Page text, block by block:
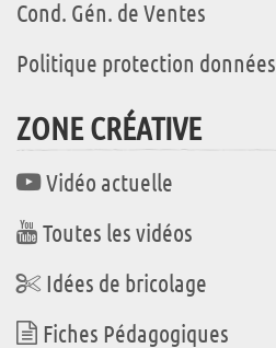
Cond. Gén. de Ventes
Politique protection données
ZONE CRÉATIVE
Vidéo actuelle
Toutes les vidéos
Idées de bricolage
Fiches Pédagogiques